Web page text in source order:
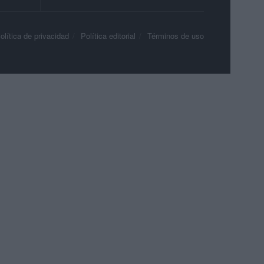
de privacidad Política editorial Términos de uso